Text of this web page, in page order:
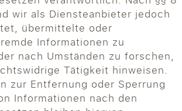
wir als Diensteanbieter jedoch
übermittelte oder
Informationen zu
nach Umständen zu forschen,
Tätigkeit hinweisen.
zur Entfernung oder Sperrung
Informationen nach den